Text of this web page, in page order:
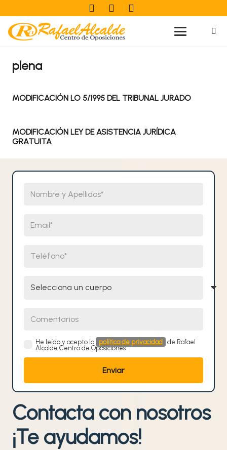
plena
MODIFICACIÓN LO 5/1995 DEL TRIBUNAL JURADO
MODIFICACIÓN LEY DE ASISTENCIA JURÍDICA
GRATUITA
He leído y acepto la política de privacidad
de Rafael
Alcalde Centro de Oposiciones.
Contacta con nosotros
¡Te ayudamos!